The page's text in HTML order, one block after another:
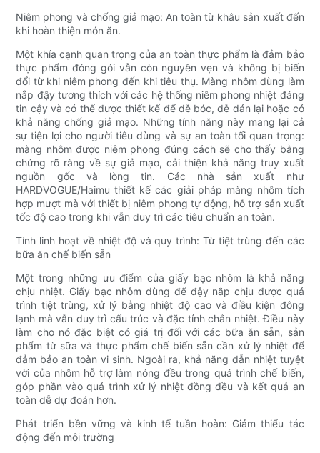
Niêm phong và chống giả mạo: An toàn từ khâu sản xuất đến
khi hoàn thiện món ăn.
Một khía cạnh quan trọng của an toàn thực phẩm là đảm bảo
thực phẩm đóng gói vẫn còn nguyên vẹn và không bị biến
đổi từ khi niêm phong đến khi tiêu thụ. Màng nhôm dùng làm
nắp đậy tương thích với các hệ thống niêm phong nhiệt đáng
tin cậy và có thể được thiết kế để dễ bóc, dễ dán lại hoặc có
khả năng chống giả mạo. Những tính năng này mang lại cả
sự tiện lợi cho người tiêu dùng và sự an toàn tối quan trọng:
màng nhôm được niêm phong đúng cách sẽ cho thấy bằng
chứng rõ ràng về sự giả mạo, cải thiện khả năng truy xuất
nguồn gốc và lòng tin. Các nhà sản xuất như
HARDVOGUE/Haimu thiết kế các giải pháp màng nhôm tích
hợp mượt mà với thiết bị niêm phong tự động, hỗ trợ sản xuất
tốc độ cao trong khi vẫn duy trì các tiêu chuẩn an toàn.
Tính linh hoạt về nhiệt độ và quy trình: Từ tiệt trùng đến các
bữa ăn chế biến sẵn
Một trong những ưu điểm của giấy bạc nhôm là khả năng
chịu nhiệt. Giấy bạc nhôm dùng để đậy nắp chịu được quá
trình tiệt trùng, xử lý bằng nhiệt độ cao và điều kiện đông
lạnh mà vẫn duy trì cấu trúc và đặc tính chắn nhiệt. Điều này
làm cho nó đặc biệt có giá trị đối với các bữa ăn sẵn, sản
phẩm từ sữa và thực phẩm chế biến sẵn cần xử lý nhiệt để
đảm bảo an toàn vi sinh. Ngoài ra, khả năng dẫn nhiệt tuyệt
vời của nhôm hỗ trợ làm nóng đều trong quá trình chế biến,
góp phần vào quá trình xử lý nhiệt đồng đều và kết quả an
toàn dễ dự đoán hơn.
Phát triển bền vững và kinh tế tuần hoàn: Giảm thiểu tác
động đến môi trường